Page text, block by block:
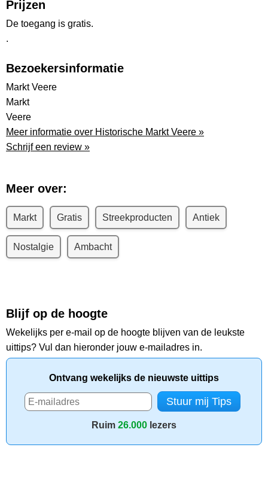
Prijzen
De toegang is gratis.
.
Bezoekersinformatie
Markt Veere
Markt
Veere
Meer informatie over Historische Markt Veere »
Schrijf een review »
Meer over:
Markt Gratis Streekproducten Antiek
Nostalgie Ambacht
Blijf op de hoogte
Wekelijks per e-mail op de hoogte blijven van de leukste
uittips? Vul dan hieronder jouw e-mailadres in.
Ontvang wekelijks de nieuwste uittips
Ruim 26.000 lezers